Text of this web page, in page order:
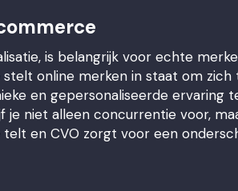
is belangrijk voor echte
online merken in staat om
en gepersonaliseerde ervaring
je niet alleen concurrentie voor,
en CVO zorgt voor een